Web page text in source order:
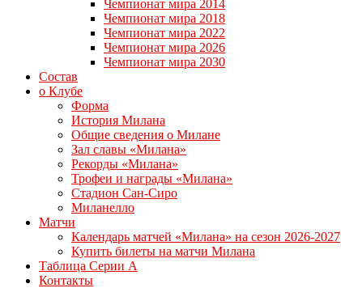
Чемпионат мира 2014
Чемпионат мира 2018
Чемпионат мира 2022
Чемпионат мира 2026
Чемпионат мира 2030
Состав
о Клубе
Форма
История Милана
Общие сведения о Милане
Зал славы «Милана»
Рекорды «Милана»
Трофеи и награды «Милана»
Стадион Сан-Сиро
Миланелло
Матчи
Календарь матчей «Милана» на сезон 2026-2027
Купить билеты на матчи Милана
Таблица Серии А
Контакты